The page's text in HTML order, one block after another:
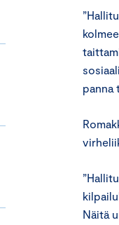
panna
Näitä